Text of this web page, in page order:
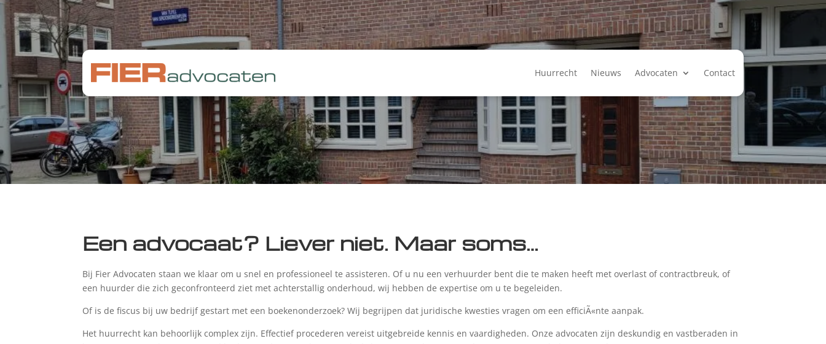
Huurrecht Nieuws Advocaten Contact
Een advocaat? Liever niet. Maar soms…
Bij Fier Advocaten staan we klaar om u snel en professioneel te assisteren. Of u nu een verhuurder bent die te maken heeft met overlast of contractbreuk, of
een huurder die zich geconfronteerd ziet met achterstallig onderhoud, wij hebben de expertise om u te begeleiden.
Of is de fiscus bij uw bedrijf gestart met een boekenonderzoek? Wij begrijpen dat juridische kwesties vragen om een efficiÃ«nte aanpak.
Het huurrecht kan behoorlijk complex zijn. Effectief procederen vereist uitgebreide kennis en vaardigheden. Onze advocaten zijn deskundig en vastberaden in